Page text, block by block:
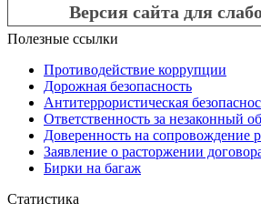
Версия сайта для
Полезные ссылки
Противодействие коррупции
Дорожная безопасность
Антитеррористическая
Ответственность за незаконный
Доверенность на сопровождение
Заявление о расторжении
Бирки на багаж
Статистика